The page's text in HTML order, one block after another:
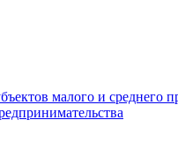
малого и среднего